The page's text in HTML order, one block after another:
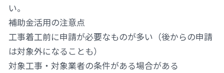
い。
補助金活用の注意点
工事着工前に申請が必要なものが多い（後からの申請
は対象外になることも）
対象工事・対象業者の条件がある場合がある